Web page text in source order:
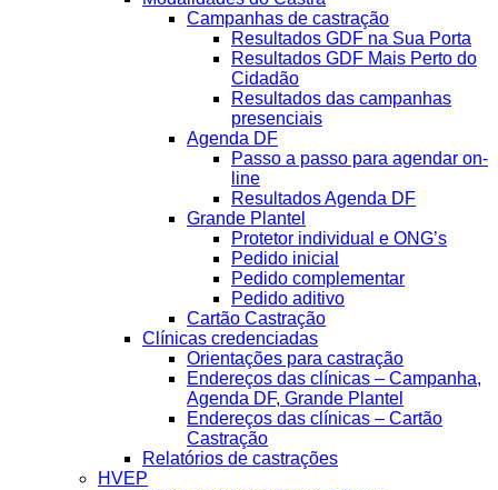
Campanhas de castração
Resultados GDF na Sua Porta
Resultados GDF Mais Perto do
Cidadão
Resultados das campanhas
presenciais
Agenda DF
Passo a passo para agendar on-
line
Resultados Agenda DF
Grande Plantel
Protetor individual e ONG’s
Pedido inicial
Pedido complementar
Pedido aditivo
Cartão Castração
Clínicas credenciadas
Orientações para castração
Endereços das clínicas – Campanha,
Agenda DF, Grande Plantel
Endereços das clínicas – Cartão
Castração
Relatórios de castrações
HVEP